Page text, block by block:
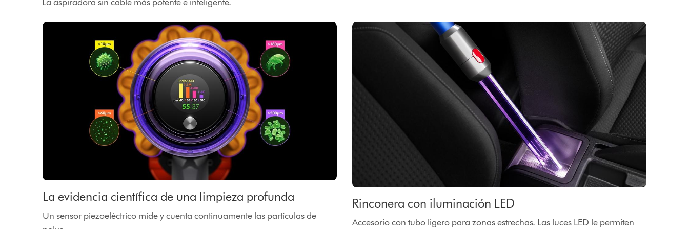
La evidencia científica de una limpieza profunda
Un sensor piezoeléctrico mide y cuenta continuamente las partículas de
Rinconera con iluminación LED
Accesorio con tubo ligero para zonas estrechas. Las luces LED le permiten